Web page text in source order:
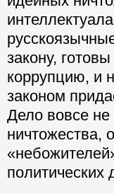
закону,
коррупцию, и
законом
Дело вовсе
ничтожества,
политических